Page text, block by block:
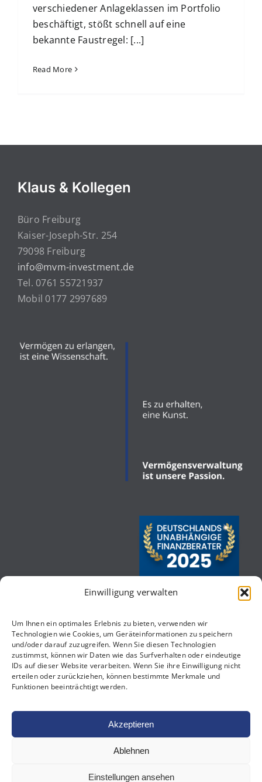
Einwilligung verwalten
Um Ihnen ein optimales Erlebnis zu bieten, verwenden wir
Technologien wie Cookies, um Geräteinformationen zu speichern
und/oder darauf zuzugreifen. Wenn Sie diesen Technologien
zustimmst, können wir Daten wie das Surfverhalten oder eindeutige
IDs auf dieser Website verarbeiten. Wenn Sie ihre Einwilligung nicht
erteilen oder zurückziehen, können bestimmte Merkmale und
Funktionen beeinträchtigt werden.
Akzeptieren
Ablehnen
Einstellungen ansehen
verschiedener Anlageklassen im Portfolio
beschäftigt, stößt schnell auf eine
bekannte Faustregel: [...]
Read More
Klaus & Kollegen
Büro Freiburg
Kaiser-Joseph-Str. 254
79098 Freiburg
info@mvm-investment.de
Tel. 0761 55721937
Mobil 0177 2997689
Klaus & Kollegen | Private Banking | Markgräfler